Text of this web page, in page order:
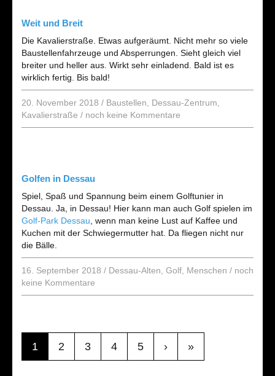
Weit und Breit
Die Kavalierstraße. Etwas aufgeräumt. Nicht mehr so viele
Baustellenfahrzeuge und Absperrungen. Sieht gleich viel
breiter und heller aus. Wirkt sehr einladend. Bald ist es
wirklich fertig. Bis bald!
20. November 2018 / Baustellen Dessau-Zentrum
Kavalierstraße / noch keine Kommentare
Golfen in Dessau
Spiel, Spaß und Spannung beim einem Golftunier in
Dessau. Ja, in Dessau! Hier kann man auch Golf spielen im
Golf-Park Dessau , wenn man keine Lust auf Kaffee und
Kuchen mit der Schwiegermutter hat. Da fliegen nicht nur
die Bälle.
16. September 2018 / Dessau-Alten Golf Menschen / noch
keine Kommentare
1 2 3 4 5 › »